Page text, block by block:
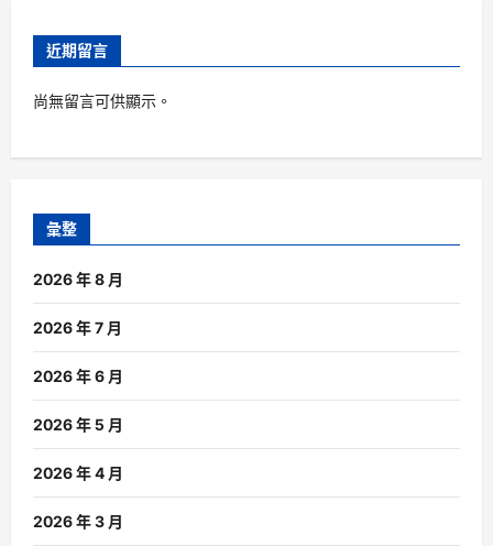
近期留言
尚無留言可供顯示。
彙整
2026 年 8 月
2026 年 7 月
2026 年 6 月
2026 年 5 月
2026 年 4 月
2026 年 3 月